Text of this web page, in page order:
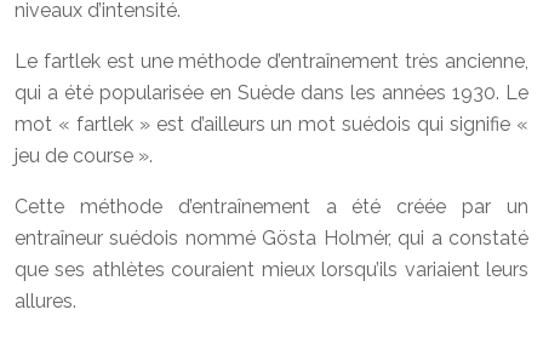
niveaux d’intensité.
Le fartlek est une méthode d’entraînement très ancienne,
qui a été popularisée en Suède dans les années 1930. Le
mot « fartlek » est d’ailleurs un mot suédois qui signifie «
jeu de course ».
Cette méthode d’entraînement a été créée par un
entraîneur suédois nommé Gösta Holmér, qui a constaté
que ses athlètes couraient mieux lorsqu’ils variaient leurs
allures.